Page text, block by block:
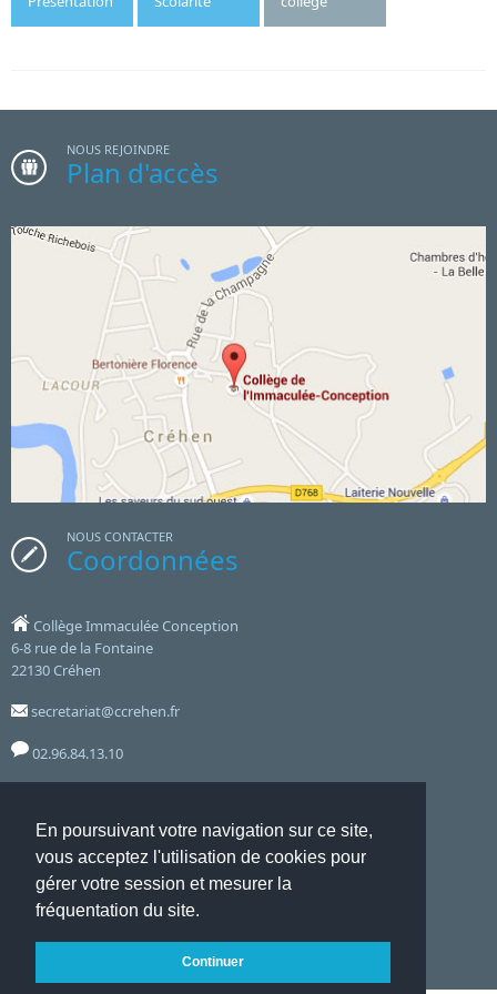
En poursuivant votre navigation sur ce site,
vous acceptez l'utilisation de cookies pour
gérer votre session et mesurer la
fréquentation du site.
Continuer
NOUS REJOINDRE
Plan d'accès
NOUS CONTACTER
Coordonnées
Collège Immaculée Conception
6-8 rue de la Fontaine
22130 Créhen
secretariat@ccrehen.fr
02.96.84.13.10
8hoo 12hoo - 14hoo 17hoo - Lundi, Mardi, Jeudi, Vendredi
et le mercredi de 8hoo à 12hoo
Accueil Mentions Légales
Liste complète des articles
Connexion ADI Websco